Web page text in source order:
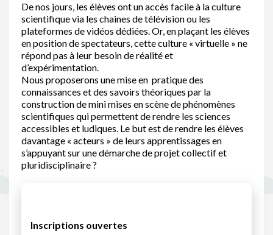
De nos jours, les élèves ont un accès facile à la culture
scientifique via les chaines de télévision ou les
plateformes de vidéos dédiées. Or, en plaçant les élèves
en position de spectateurs, cette culture « virtuelle » ne
répond pas à leur besoin de réalité et
d’expérimentation.
Nous proposerons une mise en pratique des
connaissances et des savoirs théoriques par la
construction de mini mises en scène de phénomènes
scientifiques qui permettent de rendre les sciences
accessibles et ludiques. Le but est de rendre les élèves
davantage « acteurs » de leurs apprentissages en
s’appuyant sur une démarche de projet collectif et
pluridisciplinaire ?
Inscriptions ouvertes